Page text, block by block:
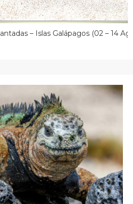
– Islas Galápagos (02 – 14